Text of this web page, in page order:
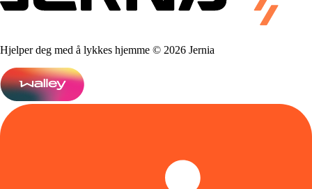
Hjelper deg med å lykkes hjemme © 2026 Jernia